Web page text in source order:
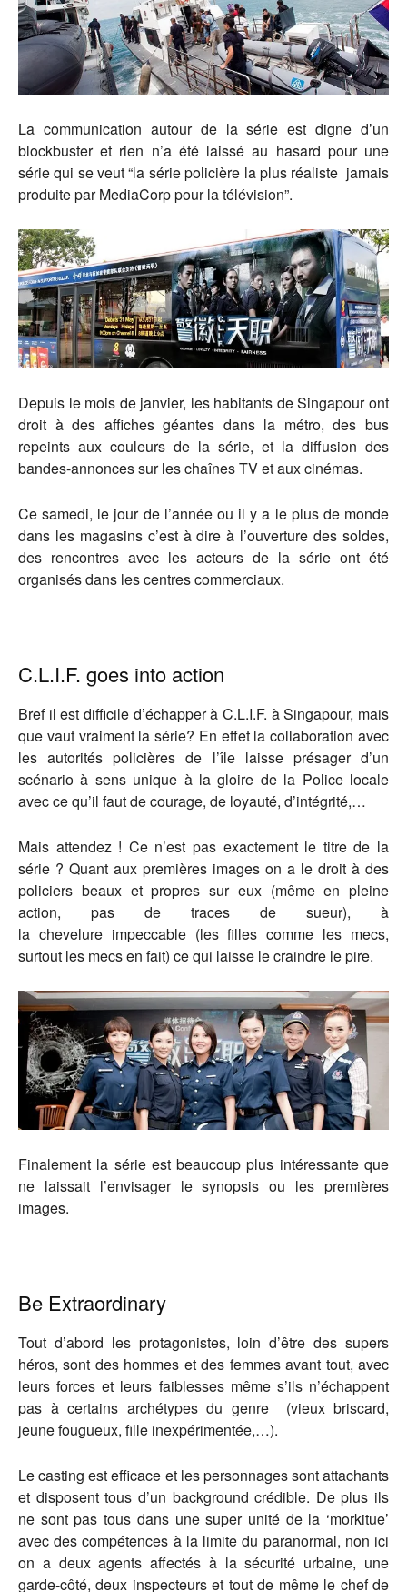
La communication autour de la série est digne d’un
blockbuster et rien n’a été laissé au hasard pour une
série qui se veut “la série policière la plus réaliste jamais
produite par MediaCorp pour la télévision”.
Depuis le mois de janvier, les habitants de Singapour ont
droit à des affiches géantes dans la métro, des bus
repeints aux couleurs de la série, et la diffusion des
bandes-annonces sur les chaînes TV et aux cinémas.
Ce samedi, le jour de l’année ou il y a le plus de monde
dans les magasins c’est à dire à l’ouverture des soldes,
des rencontres avec les acteurs de la série ont été
organisés dans les centres commerciaux.
C.L.I.F. goes into action
Bref il est difficile d’échapper à C.L.I.F. à Singapour, mais
que vaut vraiment la série? En effet la collaboration avec
les autorités policières de l’île laisse présager d’un
scénario à sens unique à la gloire de la Police locale
avec ce qu’il faut de courage, de loyauté, d’intégrité,…
Mais attendez ! Ce n’est pas exactement le titre de la
série ? Quant aux premières images on a le droit à des
policiers beaux et propres sur eux (même en pleine
action, pas de traces de sueur), à
la chevelure impeccable (les filles comme les mecs,
surtout les mecs en fait) ce qui laisse le craindre le pire.
Finalement la série est beaucoup plus intéressante que
ne laissait l’envisager le synopsis ou les premières
images.
Be Extraordinary
Tout d’abord les protagonistes, loin d’être des supers
héros, sont des hommes et des femmes avant tout, avec
leurs forces et leurs faiblesses même s’ils n’échappent
pas à certains archétypes du genre (vieux briscard,
jeune fougueux, fille inexpérimentée,…).
Le casting est efficace et les personnages sont attachants
et disposent tous d’un background crédible. De plus ils
ne sont pas tous dans une super unité de la ‘morkitue’
avec des compétences à la limite du paranormal, non ici
on a deux agents affectés à la sécurité urbaine, une
garde-côté, deux inspecteurs et tout de même le chef de